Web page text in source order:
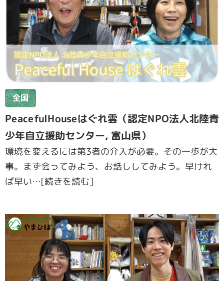
全国
PeacefulHouseはぐれ雲（認定NPO法人北陸青
少年自立援助センター, 富山県）
環境を変えるには第3者の介入が必要。その一歩が大
事。まず会ってみよう、お話ししてみよう。早けれ
ば早い…[続きを読む]